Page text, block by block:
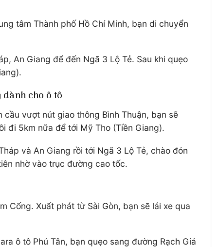
tâm Thành phố Hồ Chí Minh, bạn di chuyển
An Giang để đến Ngã 3 Lộ Tẻ. Sau khi quẹo
dành cho ô tô
vượt nút giao thông Bình Thuận, bạn sẽ
đi 5km nữa để tới Mỹ Tho (Tiền Giang).
và An Giang rồi tới Ngã 3 Lộ Tẻ, chào đón
nhờ vào trục đường cao tốc.
Cống. Xuất phát từ Sài Gòn, bạn sẽ lái xe qua
ô tô Phú Tân, bạn quẹo sang đường Rạch Giá